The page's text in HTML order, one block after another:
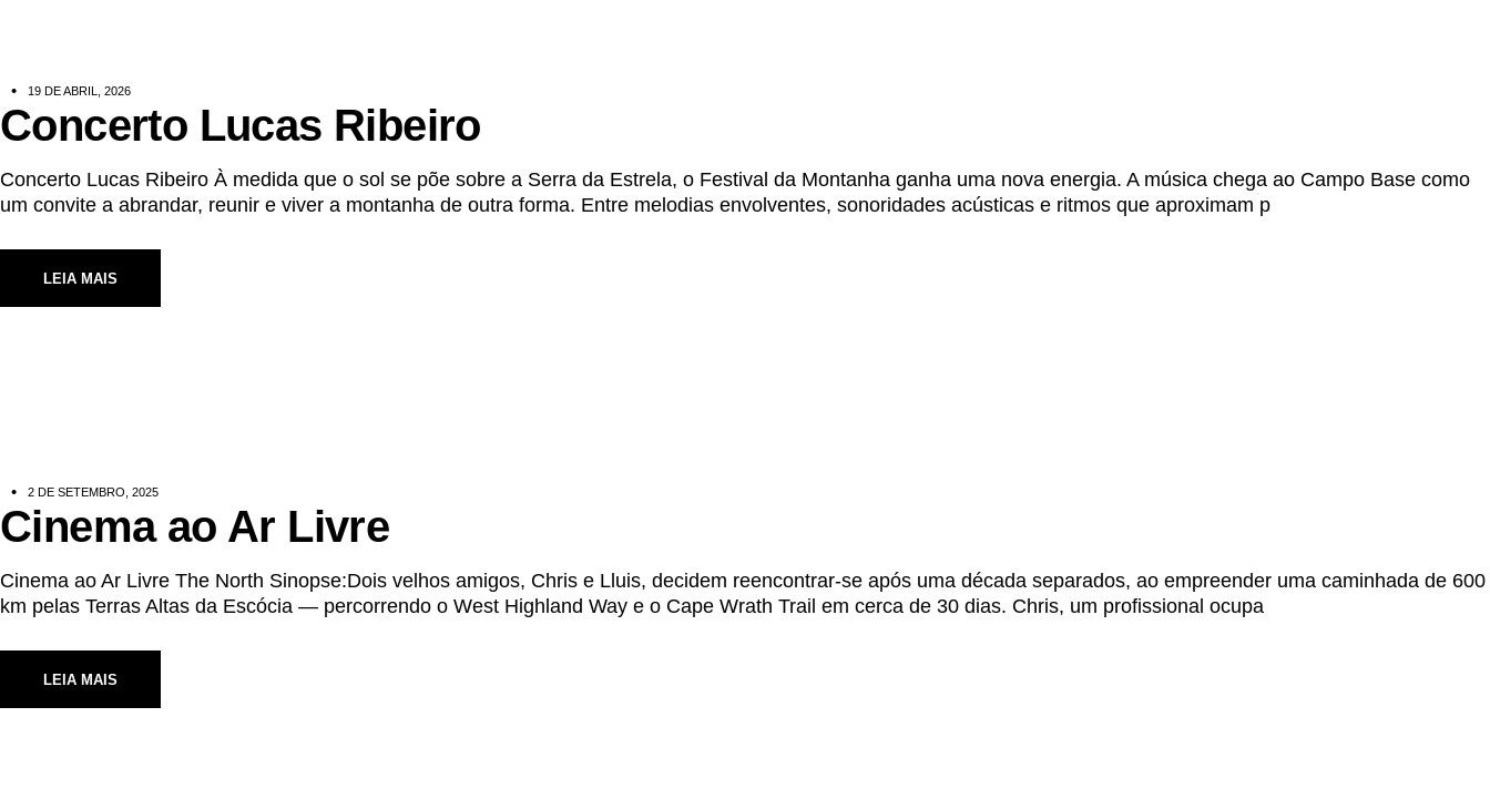
19 DE ABRIL, 2026
Concerto Lucas Ribeiro
Concerto Lucas Ribeiro À medida que o sol se põe sobre a Serra da Estrela, o Festival da Montanha ganha uma nova energia. A música chega ao Campo Base como
um convite a abrandar, reunir e viver a montanha de outra forma. Entre melodias envolventes, sonoridades acústicas e ritmos que aproximam p
LEIA MAIS
2 DE SETEMBRO, 2025
Cinema ao Ar Livre
Cinema ao Ar Livre The North Sinopse:Dois velhos amigos, Chris e Lluis, decidem reencontrar-se após uma década separados, ao empreender uma caminhada de 600
km pelas Terras Altas da Escócia — percorrendo o West Highland Way e o Cape Wrath Trail em cerca de 30 dias. Chris, um profissional ocupa
LEIA MAIS